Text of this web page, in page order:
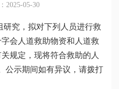
2025-05-30
究，拟对下列人员进行救
会人道救助物资和人道救
规定，现将符合救助的人
公示期间如有异议，请拨打